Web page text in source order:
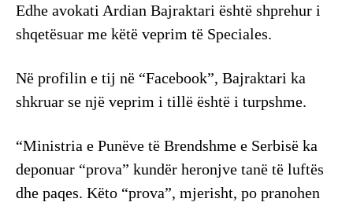
Edhe avokati Ardian Bajraktari është shprehur i
shqetësuar me këtë veprim të Speciales.
Në profilin e tij në “Facebook”, Bajraktari ka
shkruar se një veprim i tillë është i turpshme.
“Ministria e Punëve të Brendshme e Serbisë ka
deponuar “prova” kundër heronjve tanë të luftës
dhe paqes. Këto “prova”, mjerisht, po pranohen